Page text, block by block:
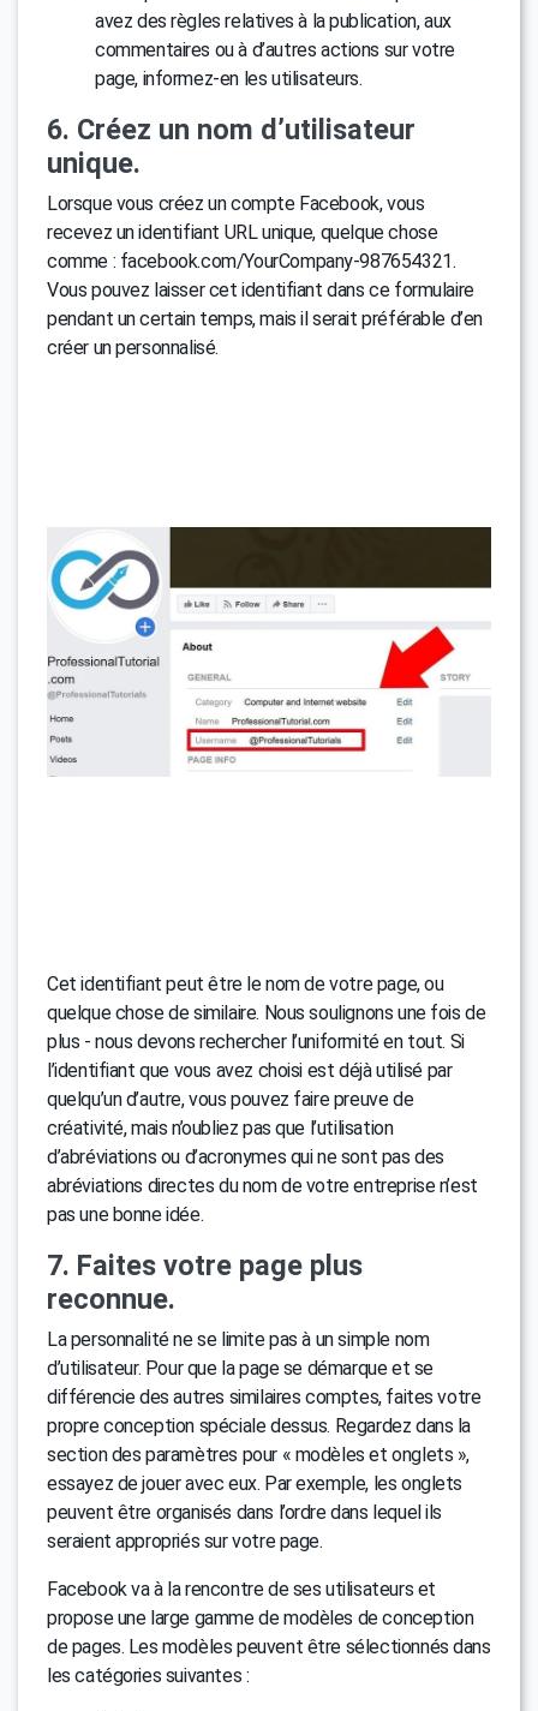
avez des règles relatives à la publication, aux
commentaires ou à d’autres actions sur votre
page, informez-en les utilisateurs.
6. Créez un nom d’utilisateur
unique.
Lorsque vous créez un compte Facebook, vous
recevez un identifiant URL unique, quelque chose
comme : facebook.com/YourCompany-987654321.
Vous pouvez laisser cet identifiant dans ce formulaire
pendant un certain temps, mais il serait préférable d’en
créer un personnalisé.
Cet identifiant peut être le nom de votre page, ou
quelque chose de similaire. Nous soulignons une fois de
plus - nous devons rechercher l’uniformité en tout. Si
l’identifiant que vous avez choisi est déjà utilisé par
quelqu’un d’autre, vous pouvez faire preuve de
créativité, mais n’oubliez pas que l’utilisation
d’abréviations ou d’acronymes qui ne sont pas des
abréviations directes du nom de votre entreprise n’est
pas une bonne idée.
7. Faites votre page plus
reconnue.
La personnalité ne se limite pas à un simple nom
d’utilisateur. Pour que la page se démarque et se
différencie des autres similaires comptes, faites votre
propre conception spéciale dessus. Regardez dans la
section des paramètres pour « modèles et onglets »,
essayez de jouer avec eux. Par exemple, les onglets
peuvent être organisés dans l’ordre dans lequel ils
seraient appropriés sur votre page.
Facebook va à la rencontre de ses utilisateurs et
propose une large gamme de modèles de conception
de pages. Les modèles peuvent être sélectionnés dans
les catégories suivantes :